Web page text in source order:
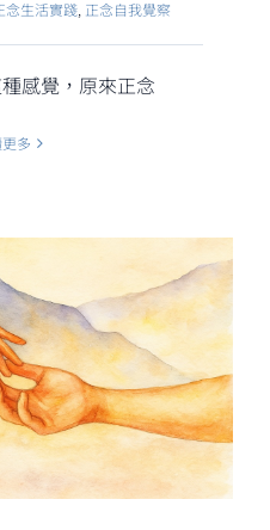
念生活實踐 正念自我覺察
感覺，原來正念
多